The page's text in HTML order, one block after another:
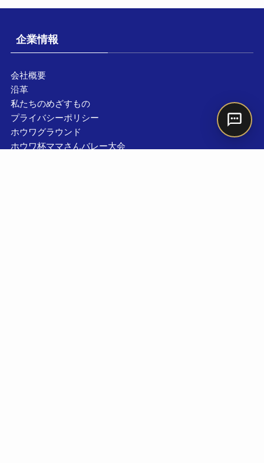
企業情報
会社概要
沿革
私たちのめざすもの
プライバシーポリシー
ホウワグラウンド
ホウワ杯ママさんバレー大会